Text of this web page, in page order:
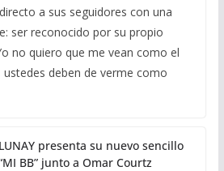
a sus seguidores con una
ser reconocido por su propio
no quiero que me vean como el
deben de verme como
LUNAY presenta su nuevo sencillo
BB” junto a Omar Courtz